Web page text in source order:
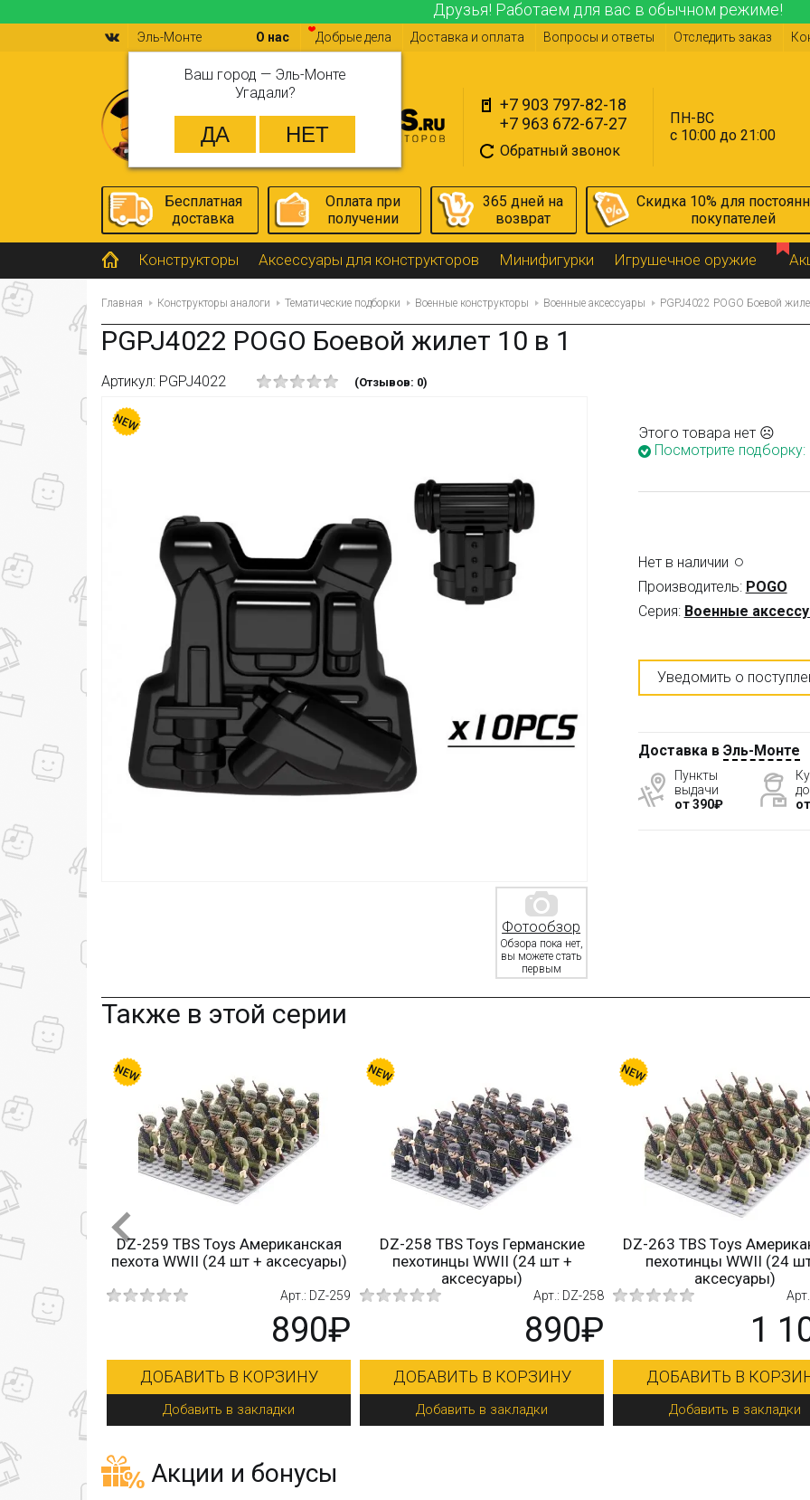
Друзья! Работаем для вас в обычном режиме!
Эль-Монте
Ваш город — Эль-Монте
Угадали?
О нас Добрые дела Доставка и оплата Вопросы и ответы Отследить заказ
+7 903 797-82-18
+7 963 672-67-27
Обратный звонок
ПН-ВС
с 10:00 до 21:00
Бесплатная
доставка
Оплата при
получении
365 дней на
возврат
Скидка 10% для
покупателей
Конструкторы Аксессуары для конструкторов Минифигурки Игрушечное оружие
Главная Конструкторы аналоги Тематические подборки Военные конструкторы Военные аксессуары PGPJ4022 POGO Боевой
PGPJ4022 POGO Боевой жилет 10 в 1
Артикул: PGPJ4022 (Отзывов: 0)
Фотообзор
Обзора пока нет,
вы можете стать
первым
Этого товара нет ☹
Посмотрите подборку:
Нет в наличии
Производитель: POGO
Серия: Военные
Уведомить о
Доставка в Эль-Монте
Пункты
выдачи
от 390₽
Также в этой серии
шт +
Арт.: DZ-271
890₽
DZ-259 TBS Toys Американская
пехота WWII (24 шт + аксесуары)
Арт.: DZ-259
890₽
ДОБАВИТЬ В КОРЗИНУ
Добавить в закладки
DZ-258 TBS Toys Германские
пехотинцы WWII (24 шт +
аксесуары)
Арт.: DZ-258
890₽
ДОБАВИТЬ В КОРЗИНУ
Добавить в закладки
DZ-263 TBS Toys
пехотинцы WWII (24 шт
аксесуары)
1
ДОБАВИТЬ В
Добавить в закладки
Акции и бонусы